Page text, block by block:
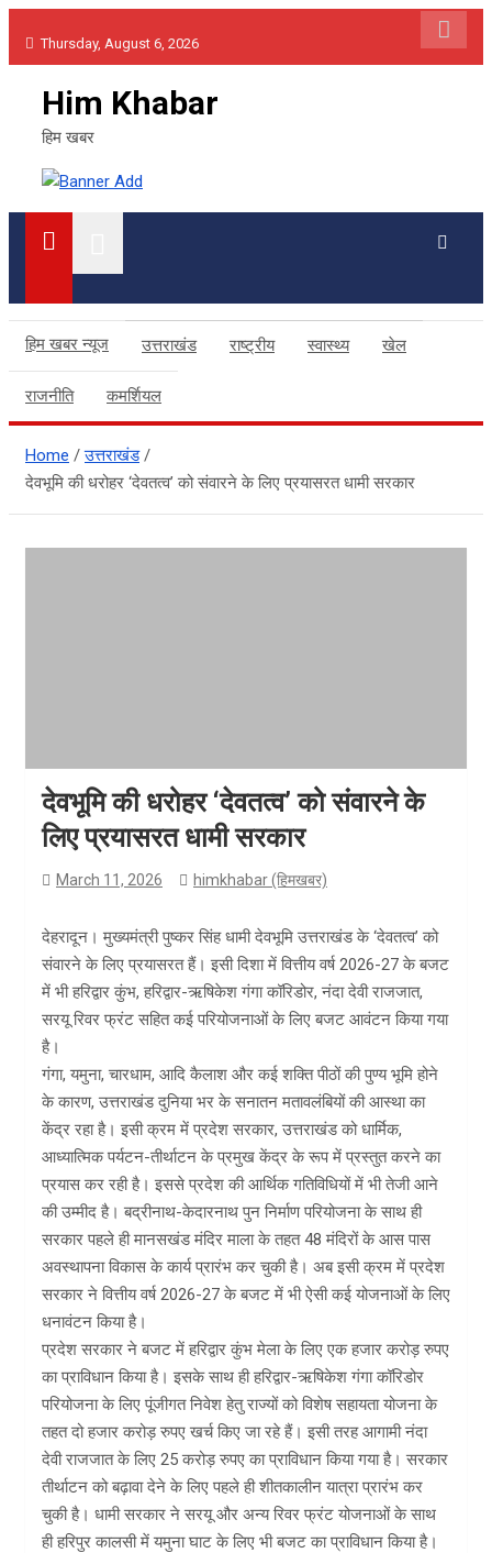
Thursday, August 6, 2026
Him Khabar
हिम खबर
हिम खबर न्यूज उत्तराखंड राष्ट्रीय स्वास्थ्य खेल
राजनीति कमर्शियल
Home
उत्तराखंड
देवभूमि की धरोहर ‘देवतत्व’ को संवारने के लिए प्रयासरत धामी सरकार
देवभूमि की धरोहर ‘देवतत्व’ को संवारने के
लिए प्रयासरत धामी सरकार
March 11, 2026 himkhabar (हिमखबर)
देहरादून। मुख्यमंत्री पुष्कर सिंह धामी देवभूमि उत्तराखंड के ‘देवतत्व’ को
संवारने के लिए प्रयासरत हैं। इसी दिशा में वित्तीय वर्ष 2026-27 के बजट
में भी हरिद्वार कुंभ, हरिद्वार-ऋषिकेश गंगा कॉरिडोर, नंदा देवी राजजात,
सरयू रिवर फ्रंट सहित कई परियोजनाओं के लिए बजट आवंटन किया गया
है।
गंगा, यमुना, चारधाम, आदि कैलाश और कई शक्ति पीठों की पुण्य भूमि होने
के कारण, उत्तराखंड दुनिया भर के सनातन मतावलंबियों की आस्था का
केंद्र रहा है। इसी क्रम में प्रदेश सरकार, उत्तराखंड को धार्मिक,
आध्यात्मिक पर्यटन-तीर्थाटन के प्रमुख केंद्र के रूप में प्रस्तुत करने का
प्रयास कर रही है। इससे प्रदेश की आर्थिक गतिविधियों में भी तेजी आने
की उम्मीद है। बद्रीनाथ-केदारनाथ पुन निर्माण परियोजना के साथ ही
सरकार पहले ही मानसखंड मंदिर माला के तहत 48 मंदिरों के आस पास
अवस्थापना विकास के कार्य प्रारंभ कर चुकी है। अब इसी क्रम में प्रदेश
सरकार ने वित्तीय वर्ष 2026-27 के बजट में भी ऐसी कई योजनाओं के लिए
धनावंटन किया है।
प्रदेश सरकार ने बजट में हरिद्वार कुंभ मेला के लिए एक हजार करोड़ रुपए
का प्राविधान किया है। इसके साथ ही हरिद्वार-ऋषिकेश गंगा कॉरिडोर
परियोजना के लिए पूंजीगत निवेश हेतु राज्यों को विशेष सहायता योजना के
तहत दो हजार करोड़ रुपए खर्च किए जा रहे हैं। इसी तरह आगामी नंदा
देवी राजजात के लिए 25 करोड़ रुपए का प्राविधान किया गया है। सरकार
तीर्थाटन को बढ़ावा देने के लिए पहले ही शीतकालीन यात्रा प्रारंभ कर
चुकी है। धामी सरकार ने सरयू और अन्य रिवर फ्रंट योजनाओं के साथ
ही हरिपुर कालसी में यमुना घाट के लिए भी बजट का प्राविधान किया है।